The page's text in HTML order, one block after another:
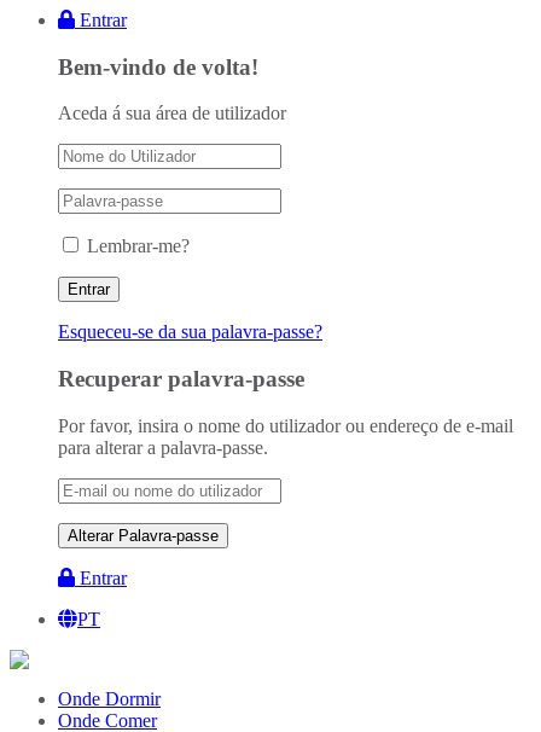
Entrar
Bem-vindo de volta!
Aceda á sua área de utilizador
Lembrar-me?
Esqueceu-se da sua palavra-passe?
Recuperar palavra-passe
Por favor, insira o nome do utilizador ou endereço de e-mail
para alterar a palavra-passe.
Entrar
PT
Onde Dormir
Onde Comer